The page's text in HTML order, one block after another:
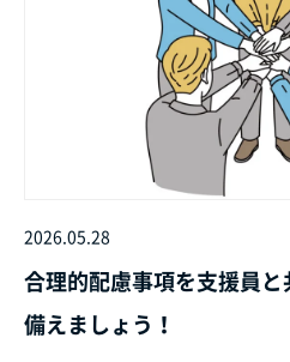
2026.05.28
合理的配慮事項を支援員
備えましょう！